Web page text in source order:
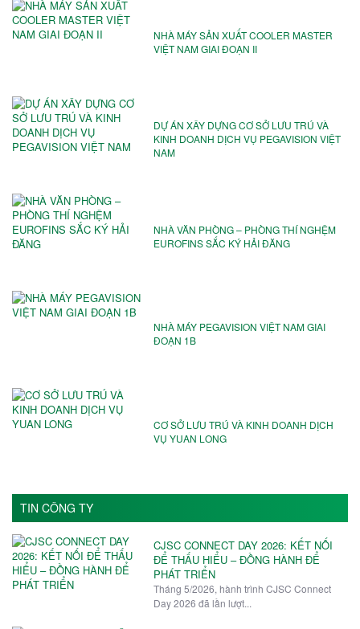
NHÀ MÁY SẢN XUẤT COOLER MASTER
VIỆT NAM GIAI ĐOẠN II
DỰ ÁN XÂY DỰNG CƠ SỞ LƯU TRÚ VÀ
KINH DOANH DỊCH VỤ PEGAVISION VIỆT
NAM
NHÀ VĂN PHÒNG – PHÒNG THÍ NGHỆM
EUROFINS SẮC KÝ HẢI ĐĂNG
NHÀ MÁY PEGAVISION VIỆT NAM️ GIAI
ĐOẠN 1B
CƠ SỞ LƯU TRÚ VÀ KINH DOANH DỊCH
VỤ YUAN LONG
TIN CÔNG TY
CJSC CONNECT DAY 2026: KẾT NỐI
ĐỂ THẤU HIỂU – ĐỒNG HÀNH ĐỂ
PHÁT TRIỂN
Tháng 5/2026, hành trình CJSC Connect
Day 2026 đã lần lượt...